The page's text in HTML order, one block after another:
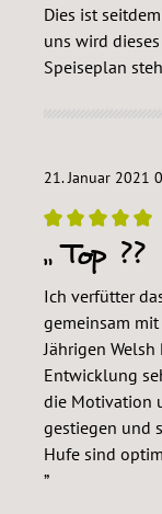
Dies ist
uns wird
Speiseplan
21. Januar 2021
Bewertung mit
Top ??
Ich verfütter
gemeinsam
Jährigen
Entwicklung
die Motivation
gestiegen und
Hufe sind